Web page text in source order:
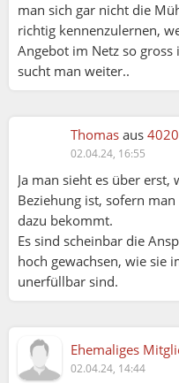
man sich gar nicht die
richtig kennenzulernen,
Angebot im Netz so
sucht man weiter..
Thomas aus
02.04.24, 16:55
Ja man sieht es über
Beziehung ist, sofern
dazu bekommt.
Es sind scheinbar die
hoch gewachsen, wie sie
unerfüllbar sind.
Ehemaliges
02.04.24, 14:44